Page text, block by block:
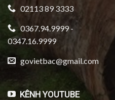
02113 89 3333
0367.94.9999 -
0347.16.9999
govietbac@gmail.com
KÊNH YOUTUBE